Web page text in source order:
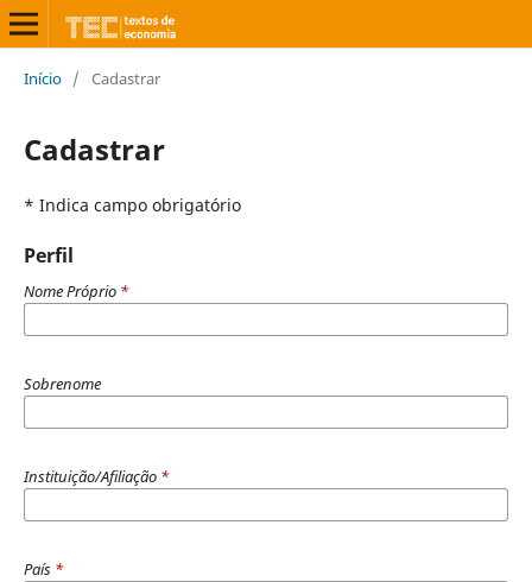
Início / Cadastrar
Cadastrar
* Indica campo obrigatório
Perfil
Nome Próprio *
Sobrenome
Instituição/Afiliação *
País *